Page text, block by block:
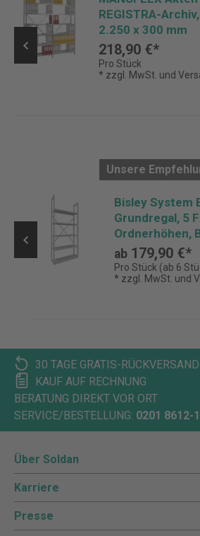
REGISTRA-
2.250 x 300 mm
218,90 €*
Pro Stück
* zzgl. MwSt. und
Unsere
Bisley System
Grundregal, 5
Ordnerhöhen,
ab 179,90 €*
Pro Stück (ab 6
* zzgl. MwSt. und
30 TAGE GRATIS-RÜCKVERSAND
KAUF AUF RECHNUNG
BERATUNG DIREKT VOR ORT
SERVICE/BESTELLUNG: 0201 8612-
Über Soldan
Karriere
Presse